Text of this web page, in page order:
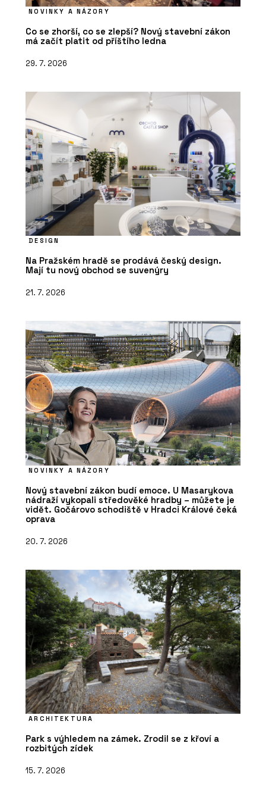
NOVINKY A NÁZORY
Co se zhorší, co se zlepší? Nový stavební zákon
má začít platit od příštího ledna
29. 7. 2026
DESIGN
Na Pražském hradě se prodává český design.
Mají tu nový obchod se suvenýry
21. 7. 2026
NOVINKY A NÁZORY
Nový stavební zákon budí emoce. U Masarykova
nádraží vykopali středověké hradby – můžete je
vidět. Gočárovo schodiště v Hradci Králové čeká
oprava
20. 7. 2026
ARCHITEKTURA
Park s výhledem na zámek. Zrodil se z křoví a
rozbitých zídek
15. 7. 2026